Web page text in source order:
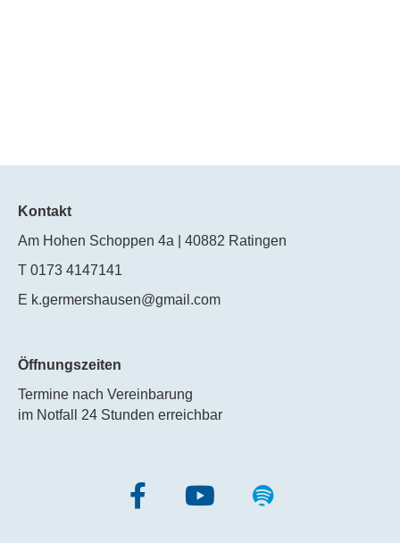
Kontakt
Am Hohen Schoppen 4a | 40882 Ratingen
T 0173 4147141
E k.germershausen@gmail.com
Öffnungszeiten
Termine nach Vereinbarung
im Notfall 24 Stunden erreichbar